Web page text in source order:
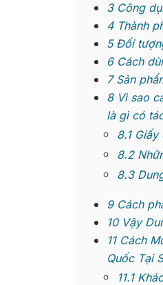
3Công
4Thành
5Đối
6Cách
7Sản
8Vì sao
là gì có
8.1Giấy
8.2
8.3
9Cách
10Vậy
11Cách
Quốc Tại
11.1